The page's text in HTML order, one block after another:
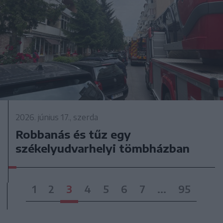
2026. június 17., szerda
Robbanás és tűz egy
székelyudvarhelyi tömbházban
1 2 3 4 5 6 7 ... 95